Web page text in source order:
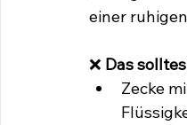
einer
❌ Das
Zecke